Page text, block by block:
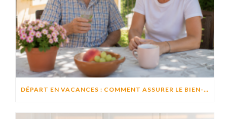
DÉPART EN VACANCES : COMMENT ASSURER LE BIEN-ÊTRE D’UN PROCHE RESTÉ À DOMICILE ?